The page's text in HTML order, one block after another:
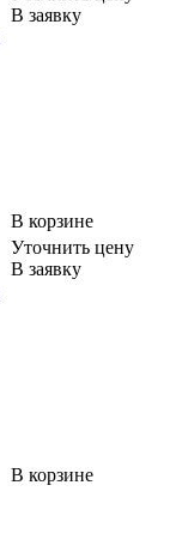
В заявку
В корзине
Уточнить цену
В заявку
В корзине